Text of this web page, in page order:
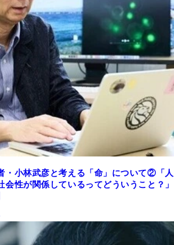
・小林武彦と考える「命」について②「人
会性が関係しているってどういうこと？」